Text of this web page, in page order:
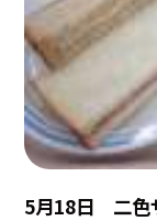
5月18日 二色